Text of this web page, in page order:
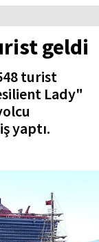
geldi
turist
Lady"
yaptı.